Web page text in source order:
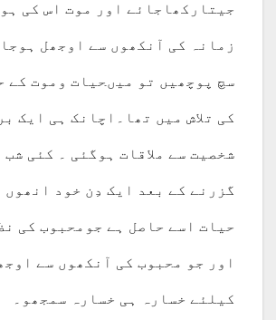
جیتارکھاجائے اور موت اس کی
زمانہ کی آنکھوں سے اوجھل
سچ پوچھیں تو میںحیات وموت کے
کی تلاش میں تھا۔اچانک ہی ایک
شخصیت سے ملاقات ہوگئی ۔ کئی شب
گزرنے کے بعد ایک دِن خود انھوں
حیات اسے حاصل ہے جومحبوب کی
اور جو محبوب کی آنکھوں سے
کیلئے خسارہ ہی خسارہ سمجھو۔